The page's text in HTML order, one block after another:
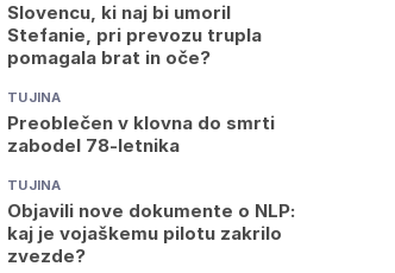
Slovencu, ki naj bi umoril
Stefanie, pri prevozu trupla
pomagala brat in oče?
TUJINA
Preoblečen v klovna do smrti
zabodel 78-letnika
TUJINA
Objavili nove dokumente o NLP:
kaj je vojaškemu pilotu zakrilo
zvezde?